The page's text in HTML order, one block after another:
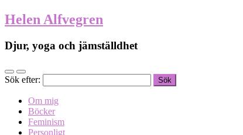
Helen Alfvegren
Djur, yoga och jämställdhet
Sök efter:
Om mig
Böcker
Feminism
Personligt